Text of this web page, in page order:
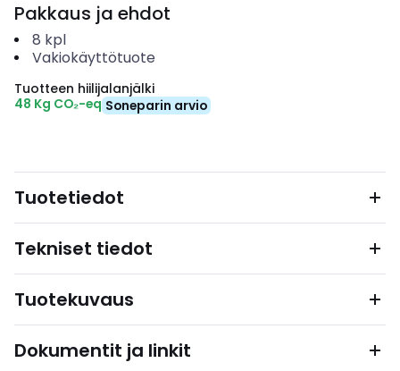
Pakkaus ja ehdot
8 kpl
Vakiokäyttötuote
Tuotteen hiilijalanjälki
48 Kg CO₂-eq Soneparin arvio
Tuotetiedot
Tekniset tiedot
Tuotekuvaus
Dokumentit ja linkit